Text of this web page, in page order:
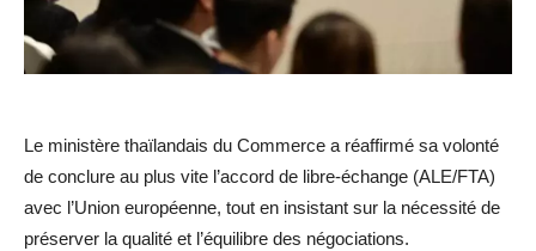
Le ministère thaïlandais du Commerce a réaffirmé sa volonté
de conclure au plus vite l’accord de libre-échange (ALE/FTA)
avec l’Union européenne, tout en insistant sur la nécessité de
préserver la qualité et l’équilibre des négociations.